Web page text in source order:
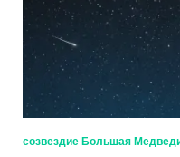
созвездие Большая